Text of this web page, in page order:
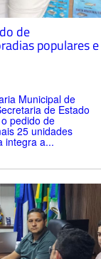
de
populares e
Municipal de
de Estado
pedido de
25 unidades
integra a...